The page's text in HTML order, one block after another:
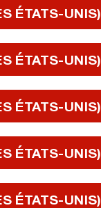
ÉTATS-UNIS)
ÉTATS-UNIS)
ÉTATS-UNIS)
ÉTATS-UNIS)
ÉTATS-UNIS)